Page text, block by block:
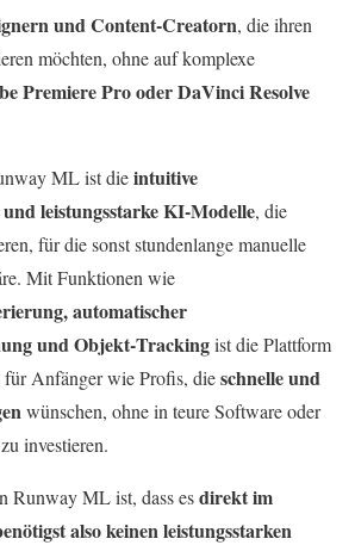
und Content‑Creatorn, die ihren
möchten, ohne auf komplexe
Premiere Pro oder DaVinci Resolve
ML ist dieintuitive
leistungsstarke KI‑Modelle, die
für die sonst stundenlange manuelle
Mit Funktionen wie
automatischer
und Objekt‑Trackingist die Plattform
für Anfänger wie Profis, dieschnelle und
wünschen, ohne in teure Software oder
investieren.
Runway ML ist, dass esdirekt im
also keinen leistungsstarken